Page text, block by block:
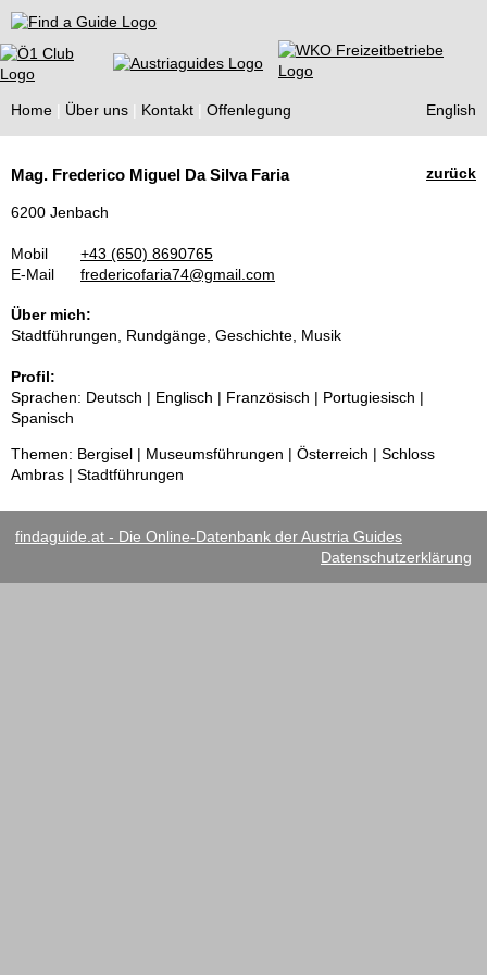
Find a Guide
Home Über uns Kontakt Offenlegung English
Guides
zurück
Mag. Frederico Miguel Da Silva Faria
6200 Jenbach
Mobil
+43 (650) 8690765
E-Mail
fredericofaria74@gmail.com
Über mich:
Stadtführungen, Rundgänge, Geschichte, Musik
Profil:
Sprachen: Deutsch | Englisch | Französisch | Portugiesisch |
Spanisch
Themen: Bergisel | Museumsführungen | Österreich | Schloss
Ambras | Stadtführungen
findaguide.at - Die Online-Datenbank der Austria Guides
Datenschutzerklärung